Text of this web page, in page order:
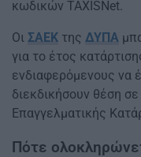
κωδικών TAXISNet.
Οι ΣΑΕΚ της ΔΥΠΑ
για το έτος
ενδιαφερόμενους να
διεκδικήσουν θέση
Επαγγελματικής
Πότε